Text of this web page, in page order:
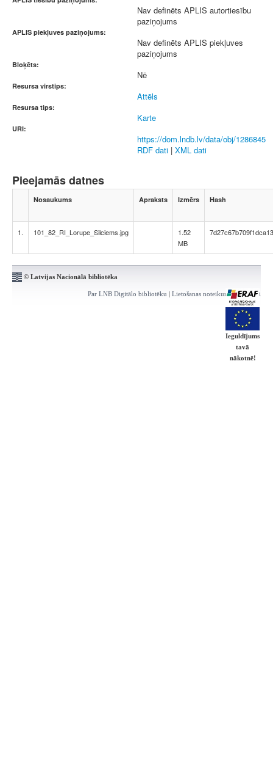
Nav definēts APLIS autortiesību
paziņojums
APLIS piekļuves paziņojums:
Nav definēts APLIS piekļuves
paziņojums
Bloķēts:
Nē
Resursa virstips:
Attēls
Resursa tips:
Karte
URI:
https://dom.lndb.lv/data/obj/1286845
RDF dati | XML dati
Pieejamās datnes
Nosaukums Apraksts Izmērs Hash
1. 101_82_RI_Lorupe_Silciems.jpg
1.52
MB
© Latvijas Nacionālā bibliotēka
Par LNB Digitālo bibliotēku | Lietošanas noteikumi | Kontakti
Ieguldījums
tavā
nākotnē!